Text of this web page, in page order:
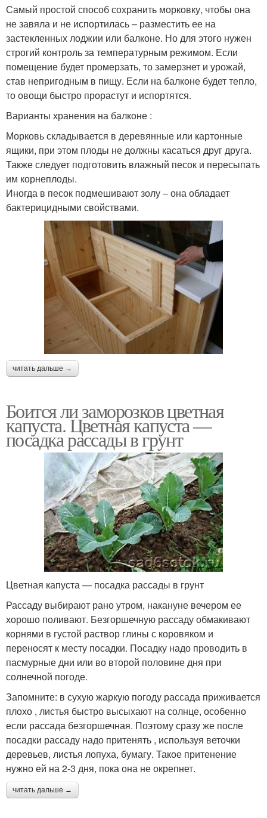
Самый простой способ сохранить морковку, чтобы она
не завяла и не испортилась – разместить ее на
застекленных лоджии или балконе. Но для этого нужен
строгий контроль за температурным режимом. Если
помещение будет промерзать, то замерзнет и урожай,
став непригодным в пищу. Если на балконе будет тепло,
то овощи быстро прорастут и испортятся.
Варианты хранения на балконе :
Морковь складывается в деревянные или картонные
ящики, при этом плоды не должны касаться друг друга.
Также следует подготовить влажный песок и пересыпать
им корнеплоды.
Иногда в песок подмешивают золу – она обладает
бактерицидными свойствами.
читать дальше →
Боится ли заморозков цветная
капуста. Цветная капуста —
посадка рассады в грунт
Цветная капуста — посадка рассады в грунт
Рассаду выбирают рано утром, накануне вечером ее
хорошо поливают. Безгоршечную рассаду обмакивают
корнями в густой раствор глины с коровяком и
переносят к месту посадки. Посадку надо проводить в
пасмурные дни или во второй половине дня при
солнечной погоде.
Запомните: в сухую жаркую погоду рассада приживается
плохо , листья быстро высыхают на солнце, особенно
если рассада безгоршечная. Поэтому сразу же после
посадки рассаду надо притенять , используя веточки
деревьев, листья лопуха, бумагу. Такое притенение
нужно ей на 2-3 дня, пока она не окрепнет.
читать дальше →